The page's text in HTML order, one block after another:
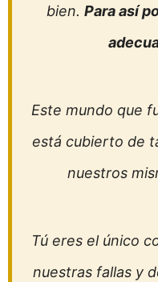
bien. Para así
Este mundo que
está cubierto de
nuestros
Tú eres el único
nuestras fallas y